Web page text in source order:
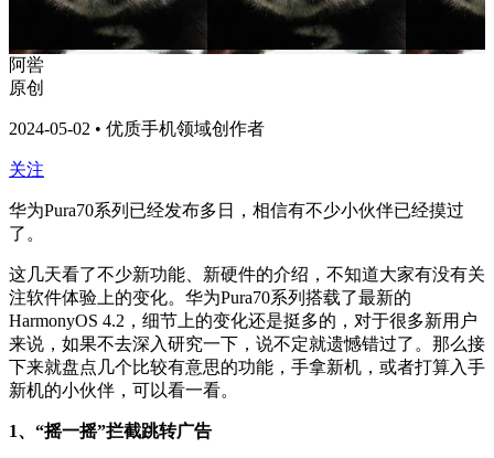
阿喾
原创
2024-05-02 • 优质手机领域创作者
关注
华为Pura70系列已经发布多日，相信有不少小伙伴已经摸过
了。
这几天看了不少新功能、新硬件的介绍，不知道大家有没有关
注软件体验上的变化。华为Pura70系列搭载了最新的
HarmonyOS 4.2，细节上的变化还是挺多的，对于很多新用户
来说，如果不去深入研究一下，说不定就遗憾错过了。那么接
下来就盘点几个比较有意思的功能，手拿新机，或者打算入手
新机的小伙伴，可以看一看。
1、“摇一摇”拦截跳转广告